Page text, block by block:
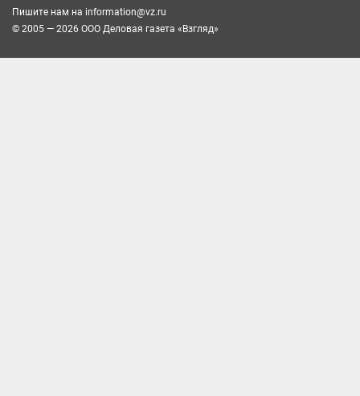
Пишите нам на information@vz.ru
© 2005 — 2026 ООО Деловая газета «Взгляд»